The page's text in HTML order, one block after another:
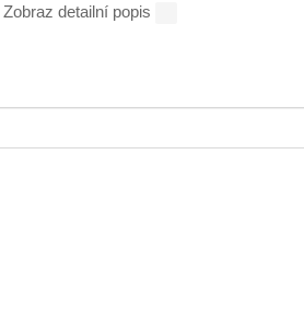
Zobraz detailní popis